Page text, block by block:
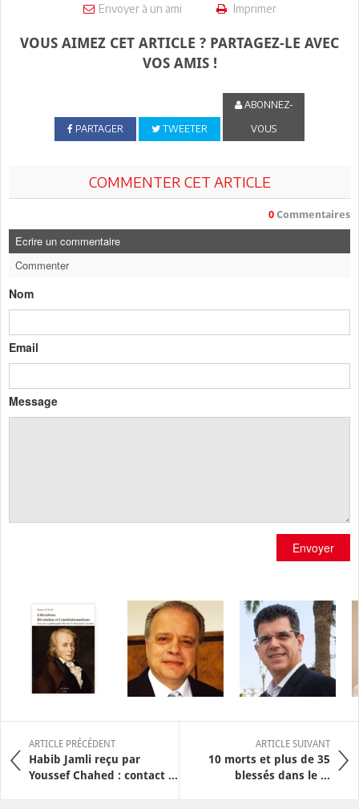
Envoyer à un ami Imprimer
VOUS AIMEZ CET ARTICLE ? PARTAGEZ-LE AVEC
VOS AMIS !
PARTAGER TWEETER
ABONNEZ-
VOUS
COMMENTER CET ARTICLE
0 Commentaires
Ecrire un commentaire
Commenter
Nom
Email
Message
Envoyer
ARTICLE PRÉCÉDENT
Habib Jamli reçu par
Youssef Chahed : contact ...
ARTICLE SUIVANT
10 morts et plus de 35
blessés dans le ...